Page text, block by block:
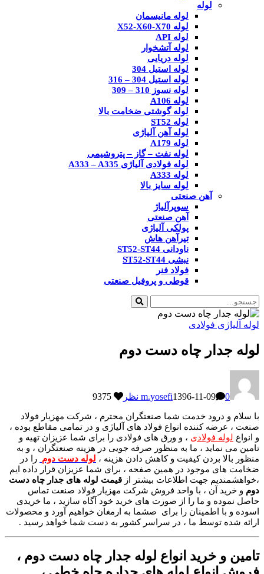
لوله
لوله مانیسمان
لوله X52-X60-X70
لوله API
لوله آتشخوار
لوله دریایی
لوله استیل 304
لوله استیل 304 – 316
لوله نسوز 310 – 309
لوله A106
لوله گوشتی ضخامت بالا
لوله ST52
لوله آهن آلیاژی
لوله A179
لوله نفت – گاز – پتروشیمی
لوله فولادی آلیاژی A333 – A335
لوله A333
لوله سایز بالا
آهن صنعتی
سوپرآلیاژ
آهن صنعتی
پولکی آلیاژی
تیرآهن هاش
ناودانی ST52-ST44
نبشی ST52-ST44
فولاد فنر
قوطی و پروفیل صنعتی
لوله آلیاژی فولادی
لوله جدار چاه دست دوم
m.yosefi1396-11-09 0 نظر
با سلام و درود خدمت شما صنعتگران محترم ، شرکت مهزیار فولاد
صنعت ، عرضه کننده انواع فولاد های آلیاژی و در تمامی مقاطع بوده ،
و انواع لوله فولادی ، و ورق های فولادی را برای شما عزیزان تهیه و
تامین می نماید ، ما به منظور صرفه جویی در هزینه صنعتگران ، و به
منظور بالا بردن کیفیت و کاهش دادن هزینه ، لوله دست دوم را در
ضخامت های موجود در همین صفحه ، برای شما عزیزان قرار داده ایم
،خواهشمندیم جهت اطلاعات بیشتر از قیمت لوله های جدار چاه دست
دوم و خرید آن ، با واحد فروش شرکت مهزیار فولاد صنعت تماس
حاصل نموده و ما را از صورت های خرید خود آگاه سازید ، ما خریدی
اسوده و با اطمینان را برای صشما به ارمغان خواهیم آورد و محصولات
ارائه شده توسط ما ، در سراسر کشور به دست شما خواهد رسید .
تامین و خرید انواع لوله جدار چاه دست دوم ،